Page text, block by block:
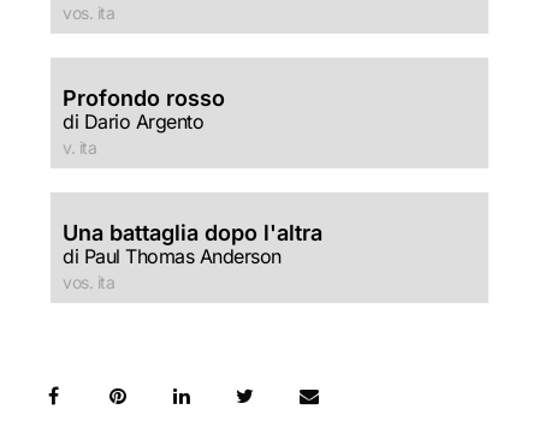
vos. ita
Profondo rosso
di Dario Argento
v. ita
Una battaglia dopo l'altra
di Paul Thomas Anderson
vos. ita